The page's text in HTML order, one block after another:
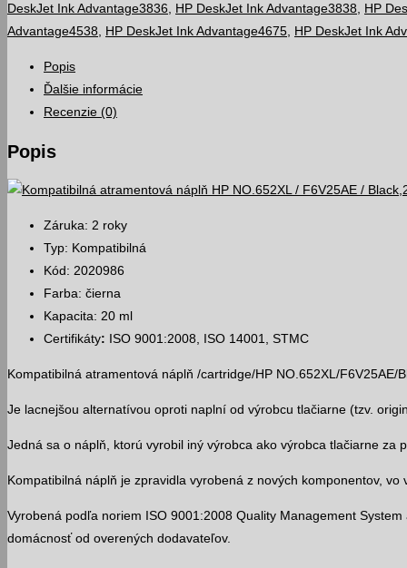
DeskJet Ink Advantage3836
HP DeskJet Ink Advantage3838
HP
Advantage4538
HP DeskJet Ink Advantage4675 HP DeskJet Ink
Popis
Ďalšie informácie
Recenzie (0)
Popis
Záruka: 2 roky
Typ: Kompatibilná
Kód: 2020986
Farba: čierna
Kapacita: 20 ml
Certifikáty: ISO 9001:2008, ISO 14001, STMC
Kompatibilná atramentová náplň /cartridge/HP NO.652XL/F6V25AE/
Je lacnejšou alternatívou oproti naplní od výrobcu tlačiarne (tzv.
Jedná sa o náplň, ktorú vyrobil iný výrobca ako výrobca tlačiarne za
Kompatibilná náplň je zpravidla vyrobená z nových komponentov,
Vyrobená podľa noriem ISO 9001:2008 Quality Management
domácnosť od overených dodavateľov.